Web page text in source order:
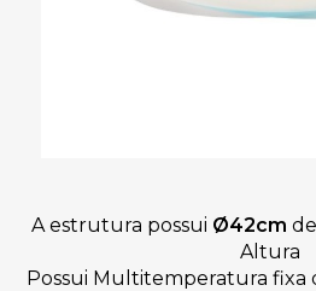
A estrutura possui Ø42cm
Altura
Possui Multitemperatura fixa